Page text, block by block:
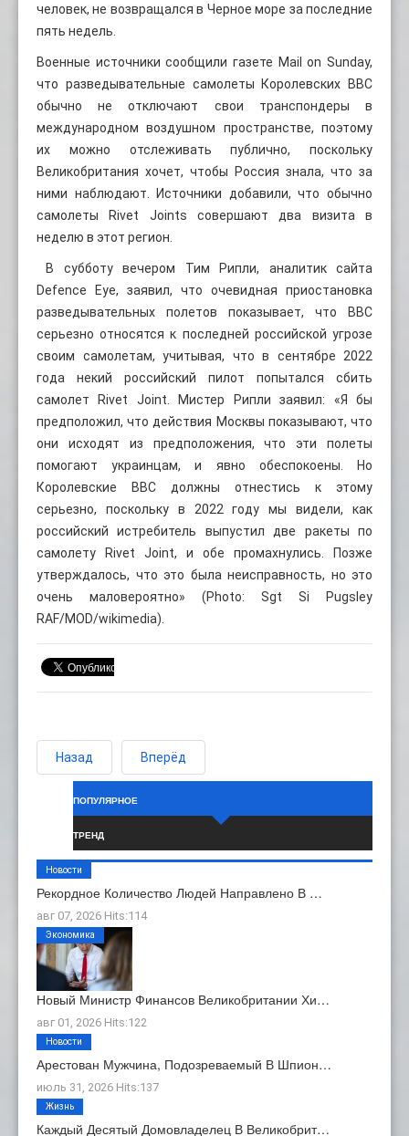
человек, не возвращался в Черное море за последние
пять недель.
Военные источники сообщили газете Mail on Sunday,
что разведывательные самолеты Королевских ВВС
обычно не отключают свои транспондеры в
международном воздушном пространстве, поэтому
их можно отслеживать публично, поскольку
Великобритания хочет, чтобы Россия знала, что за
ними наблюдают. Источники добавили, что обычно
самолеты Rivet Joints совершают два визита в
неделю в этот регион.
В субботу вечером Тим Рипли, аналитик сайта
Defence Eye, заявил, что очевидная приостановка
разведывательных полетов показывает, что ВВС
серьезно относятся к последней российской угрозе
своим самолетам, учитывая, что в сентябре 2022
года некий российский пилот попытался сбить
самолет Rivet Joint. Мистер Рипли заявил: «Я бы
предположил, что действия Москвы показывают, что
они исходят из предположения, что эти полеты
помогают украинцам, и явно обеспокоены. Но
Королевские ВВС должны отнестись к этому
серьезно, поскольку в 2022 году мы видели, как
российский истребитель выпустил две ракеты по
самолету Rivet Joint, и обе промахнулись. Позже
утверждалось, что это была неисправность, но это
очень маловероятно» (Photo: Sgt Si Pugsley
RAF/MOD/wikimedia)
Назад Вперёд
ПОПУЛЯРНОЕ
ТРЕНД
Рекордное Количество Людей Направлено В …
авг 07, 2026 Hits:114
Новости
Новый Министр Финансов Великобритании Хи…
авг 01, 2026 Hits:122
Экономика
Арестован Мужчина, Подозреваемый В Шпион…
июль 31, 2026 Hits:137
Новости
Каждый Десятый Домовладелец В Великобрит…
Жизнь